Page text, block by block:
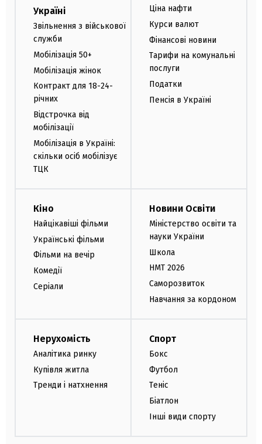
Україні
Звільнення з військової
служби
Мобілізація 50+
Мобілізація жінок
Контракт для 18-24-
річних
Відстрочка від
мобілізації
Мобілізація в Україні:
скільки осіб мобілізує
ТЦК
Ціна нафти
Курси валют
Фінансові новини
Тарифи на комунальні
послуги
Податки
Пенсія в Україні
Кіно
Найцікавіші фільми
Українські фільми
Фільми на вечір
Комедії
Серіали
Новини Освіти
Міністерство освіти та
науки України
Школа
НМТ 2026
Саморозвиток
Навчання за кордоном
Нерухомість
Аналітика ринку
Купівля житла
Тренди і натхнення
Спорт
Бокс
Футбол
Теніс
Біатлон
Інші види спорту